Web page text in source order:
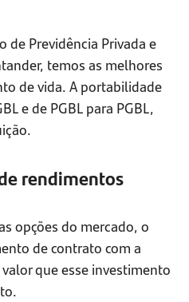
de Previdência Privada e
temos as melhores
de vida. A portabilidade
e de PGBL para PGBL,
rendimentos
opções do mercado, o
de contrato com a
que esse investimento